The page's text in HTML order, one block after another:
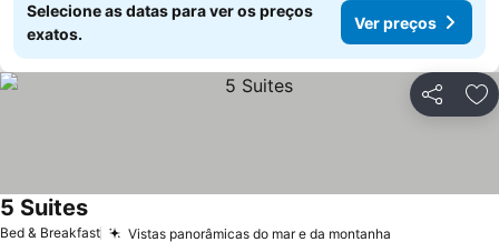
Selecione as datas para ver os preços
exatos.
Ver preços
Partilhar
Bed & Breakfast Vistas panorâmicas do mar e da montanha
5 SuitesVer preços